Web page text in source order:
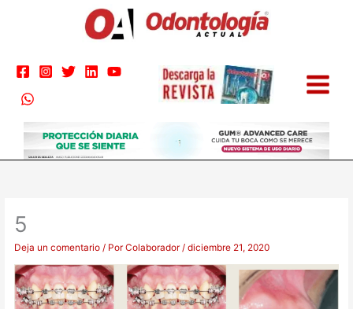
5
Deja un comentario / PorColaborador/diciembre 21, 2020